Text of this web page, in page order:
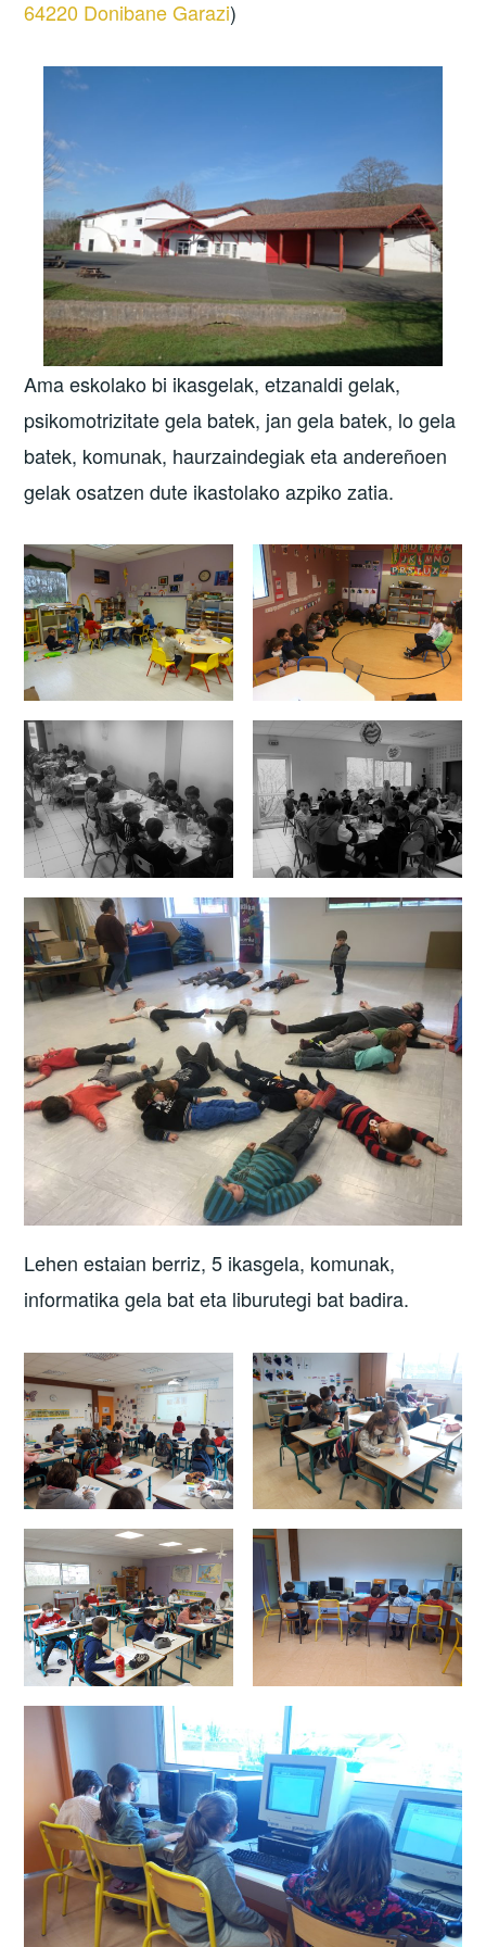
64220 Donibane Garazi)
Ama eskolako bi ikasgelak, etzanaldi gelak,
psikomotrizitate gela batek, jan gela batek, lo gela
batek, komunak, haurzaindegiak eta andereñoen
gelak osatzen dute ikastolako azpiko zatia.
Lehen estaian berriz, 5 ikasgela, komunak,
informatika gela bat eta liburutegi bat badira.